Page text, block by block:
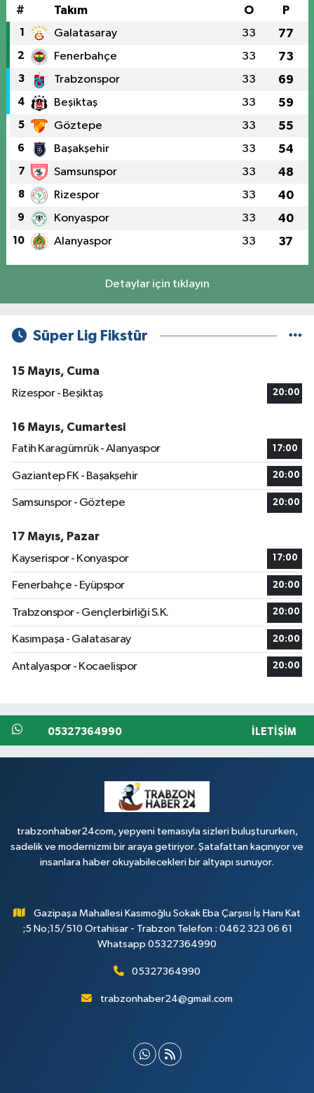
# Takım O P
1 Galatasaray 33 77
2 Fenerbahçe 33 73
3 Trabzonspor 33 69
4 Beşiktaş 33 59
5 Göztepe 33 55
6 Başakşehir 33 54
7 Samsunspor 33 48
8 Rizespor 33 40
9 Konyaspor 33 40
10 Alanyaspor 33 37
Detaylar için tıklayın
Süper Lig Fikstür
15 Mayıs, Cuma
Rizespor - Beşiktaş
20:00
16 Mayıs, Cumartesi
Fatih Karagümrük - Alanyaspor
17:00
Gaziantep FK - Başakşehir 20:00
Samsunspor - Göztepe 20:00
17 Mayıs, Pazar
Kayserispor - Konyaspor
17:00
Fenerbahçe - Eyüpspor 20:00
Trabzonspor - Gençlerbirliği S.K. 20:00
Kasımpaşa - Galatasaray 20:00
Antalyaspor - Kocaelispor 20:00
05327364990 İLETIŞIM
trabzonhaber24com, yepyeni temasıyla sizleri buluştururken,
sadelik ve modernizmi bir araya getiriyor. Şatafattan kaçınıyor ve
insanlara haber okuyabilecekleri bir altyapı sunuyor.
Gazipaşa Mahallesi Kasımoğlu Sokak Eba Çarşısı İş Hanı Kat
;5 No;15/510 Ortahisar - Trabzon Telefon : 0462 323 06 61
Whatsapp 05327364990
05327364990
trabzonhaber24@gmail.com